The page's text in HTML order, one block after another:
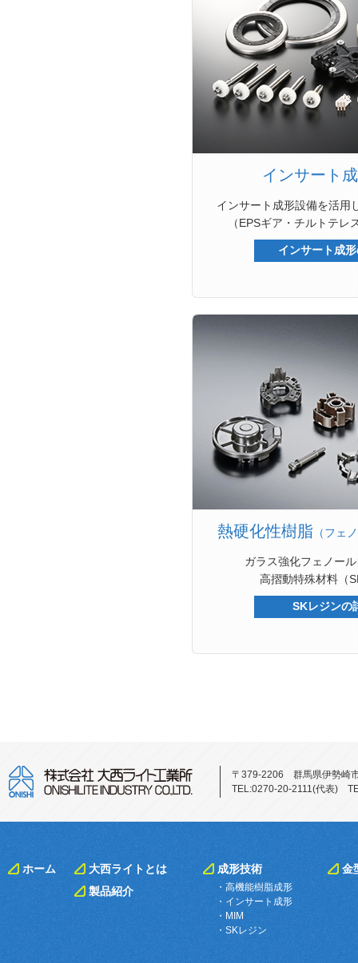
インサート
インサート成形設備を活用
（EPSギア・チルトテレ
インサート成
熱硬化性樹脂 （フェ
ガラス強化フェノー
高摺動特殊材料（
SKレジンの
〒379-2206 群馬県伊勢崎
TEL:0270-20-2111(代表)
ホーム
大西ライトとは
製品紹介
成形技術
・高機能樹脂成形
・インサート成形
・MIM
・SKレジン
金